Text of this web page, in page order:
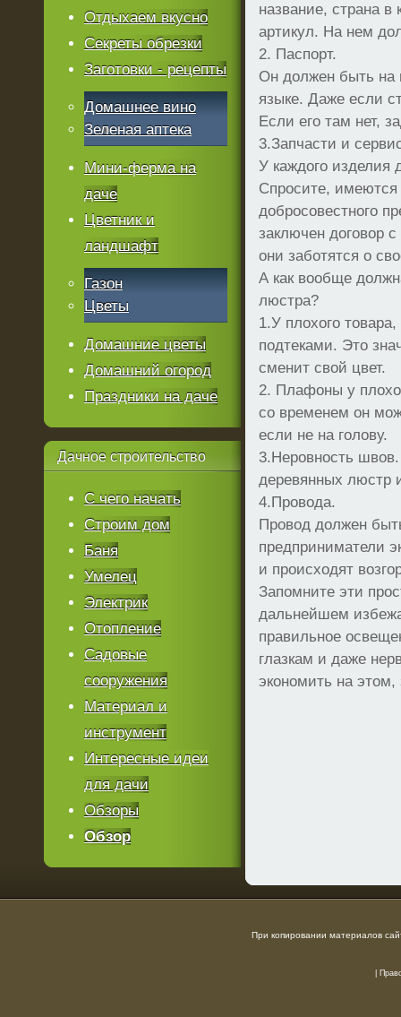
название, страна в
артикул. На нем
2. Паспорт.
Он должен быть на
языке. Даже если
Если его там нет,
3.Запчасти и
У каждого изделия
Спросите,
добросовестного
заключен договор
они заботятся о
А как вообще
люстра?
1.У плохого
подтеками. Это
сменит свой цвет.
2. Плафоны у
со временем он
если не на голову.
3.Неровность швов.
деревянных люстр
4.Провода.
Провод должен
предприниматели
и происходят
Запомните эти
дальнейшем
правильное
глазкам и даже
экономить на этом,
Отдыхаем вкусно
Секреты обрезки
Заготовки - рецепты
Домашнее вино
Зеленая аптека
Мини-ферма на
даче
Цветник и
ландшафт
Газон
Цветы
Домашние цветы
Домашний огород
Праздники на даче
Дачное строительство
С чего начать
Строим дом
Баня
Умелец
Электрик
Отопление
Садовые
сооружения
Материал и
инструмент
Интересные идеи
для дачи
Обзоры
Обзор
При копировании материалов